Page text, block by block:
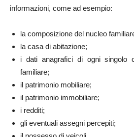
informazioni, come ad esempio:
la composizione del nucleo
la casa di abitazione;
i dati anagrafici di ogni singolo
familiare;
il patrimonio mobiliare;
il patrimonio immobiliare;
i redditi;
gli eventuali assegni percepiti;